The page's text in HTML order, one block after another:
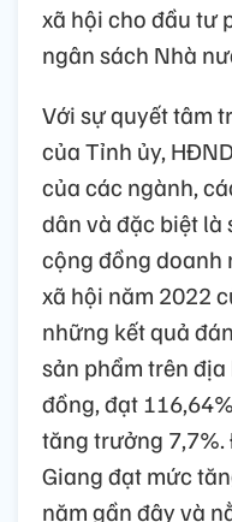
xã hội cho đầu tư
ngân sách Nhà
Với sự quyết tâm
của Tỉnh ủy,
của các ngành,
dân và đặc biệt là
cộng đồng doanh
xã hội năm 2022
những kết quả
sản phẩm trên
đồng, đạt
tăng trưởng
Giang đạt mức
năm gần đây và